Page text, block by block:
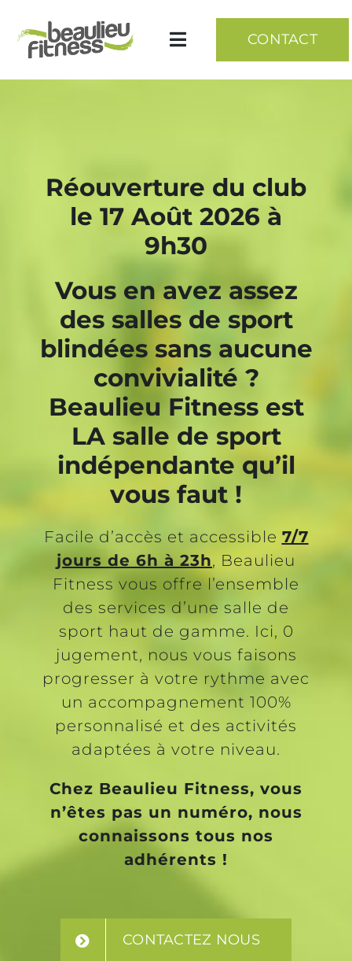
content
Toggle
Navigation
Cardio – Muscu – Zone libre
Suivi complet
Bilans – Nutrition
Coaching perso
CONTACT
Réouverture du club
le 17 Août 2026 à
9h30
Vous en avez assez
des salles de sport
blindées sans aucune
convivialité ?
Beaulieu Fitness est
LAsalle de sport
indépendante qu’il
vous faut !
Facile d’accès et accessible 7/7
jours de 6h à 23h, Beaulieu
Fitness vous offre l’ensemble
des services d’une salle de
sport haut de gamme. Ici, 0
jugement, nous vous faisons
progresser à votre rythme avec
un accompagnement 100%
personnalisé et des activités
adaptées à votre niveau.
Chez Beaulieu Fitness, vous
n’êtes pas un numéro, nous
connaissons tous nos
adhérents !
CONTACTEZ NOUS